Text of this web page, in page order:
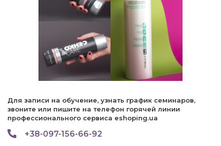
Для записи на обучение, узнать график семинаров,
звоните или пишите на телефон горячей линии
профессионального сервиса eshoping.ua
+38-097-156-66-92